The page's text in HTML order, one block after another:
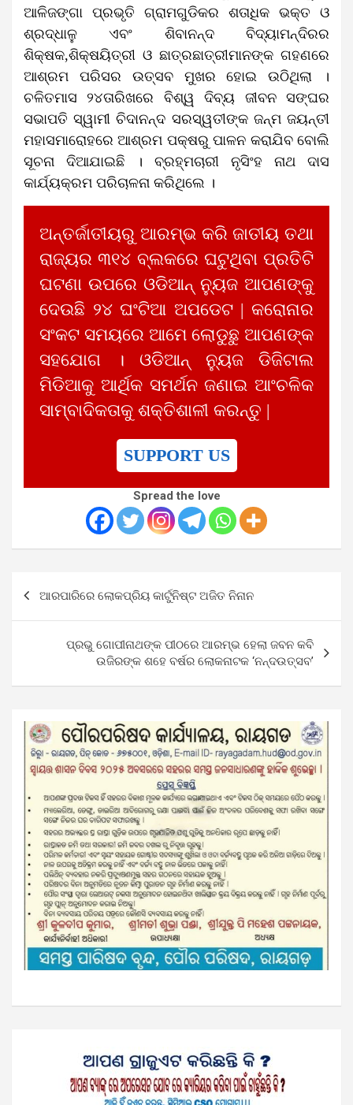
ଆଳିଜଙ୍ଗା ପ୍ରଭୃତି ଗ୍ରାମଗୁଡିକର ଶତାଧିକ ଭକ୍ତ ଓ
ଶ୍ରଦ୍ଧାଳୁ ଏବଂ ଶିବାନନ୍ଦ ବିଦ୍ୟାମନ୍ଦିରର
ଶିକ୍ଷକ,ଶିକ୍ଷୟିତ୍ରୀ ଓ ଛାତ୍ରଛାତ୍ରୀମାନଙ୍କ ଗହଣରେ
ଆଶ୍ରମ ପରିସର ଉତ୍ସବ ମୁଖର ହୋଇ ଉଠିଥିଲା ।
ଚଳିତମାସ ୨୪ତାରିଖରେ ବିଶ୍ୱ ଦିବ୍ୟ ଜୀବନ ସଙ୍ଘର
ସଭାପତି ସ୍ୱାମୀ ଚିଦାନନ୍ଦ ସରସ୍ୱତୀଙ୍କ ଜନ୍ମ ଜୟନ୍ତୀ
ମହାସମାରୋହରେ ଆଶ୍ରମ ପକ୍ଷରୁ ପାଳନ କରାଯିବ ବୋଲି
ସୂଚନା ଦିଆଯାଇଛି । ବ୍ରହ୍ମଚାରୀ ନୃସିଂହ ନାଥ ଦାସ
କାର୍ଯ୍ୟକ୍ରମ ପରିଚାଳନା କରିଥିଲେ ।
ଅନ୍ତର୍ଜାତୀୟରୁ ଆରମ୍ଭ କରି ଜାତୀୟ ତଥା
ରାଜ୍ୟର ୩୧୪ ବ୍ଲକରେ ଘଟୁଥିବା ପ୍ରତିଟି
ଘଟଣା ଉପରେ ଓଡିଆନ୍ ନ୍ୟୁଜ ଆପଣଙ୍କୁ
ଦେଉଛି ୨୪ ଘଂଟିଆ ଅପଡେଟ | କରୋନାର
ସଂକଟ ସମୟରେ ଆମେ ଲୋଡୁଛୁ ଆପଣଙ୍କ
ସହଯୋଗ । ଓଡିଆନ୍ ନ୍ୟୁଜ ଡିଜିଟାଲ
ମିଡିଆକୁ ଆର୍ଥିକ ସମର୍ଥନ ଜଣାଇ ଆଂଚଳିକ
ସାମ୍ବାଦିକତାକୁ ଶକ୍ତିଶାଳୀ କରନ୍ତୁ |
SUPPORT US
Spread the love
ଆରପାରିରେ ଲୋକପ୍ରିୟ କାର୍ଟୁନିଷ୍ଟ ଅଜିତ ନିନାନ
ପ୍ରଭୁ ଗୋପୀନାଥଙ୍କ ପୀଠରେ ଆରମ୍ଭ ହେଲା ଜବନ କବି
ଉଜିରଙ୍କ ଶହେ ବର୍ଷର ଲୋକନାଟକ ‘ନନ୍ଦଉତ୍ସବ’